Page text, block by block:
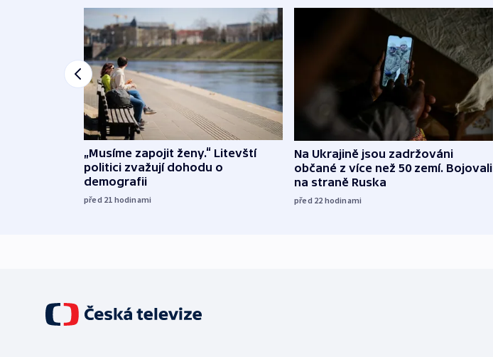
„Musíme zapojit ženy.“ Litevští
politici zvažují dohodu o
demografii
před 21 hodinami
Na Ukrajině jsou zadržováni
občané z více než 50 zemí. Bojovali
na straně Ruska
před 22 hodinami